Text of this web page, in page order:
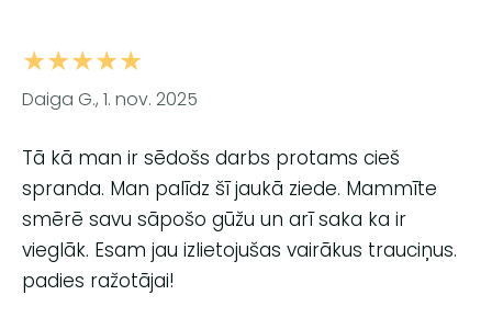
★★★★★
Daiga G., 1. nov. 2025
Tā kā man ir sēdošs darbs protams cieš
spranda. Man palīdz šī jaukā ziede. Mammīte
smērē savu sāpošo gūžu un arī saka ka ir
vieglāk. Esam jau izlietojušas vairākus trauciņus.
padies ražotājai!